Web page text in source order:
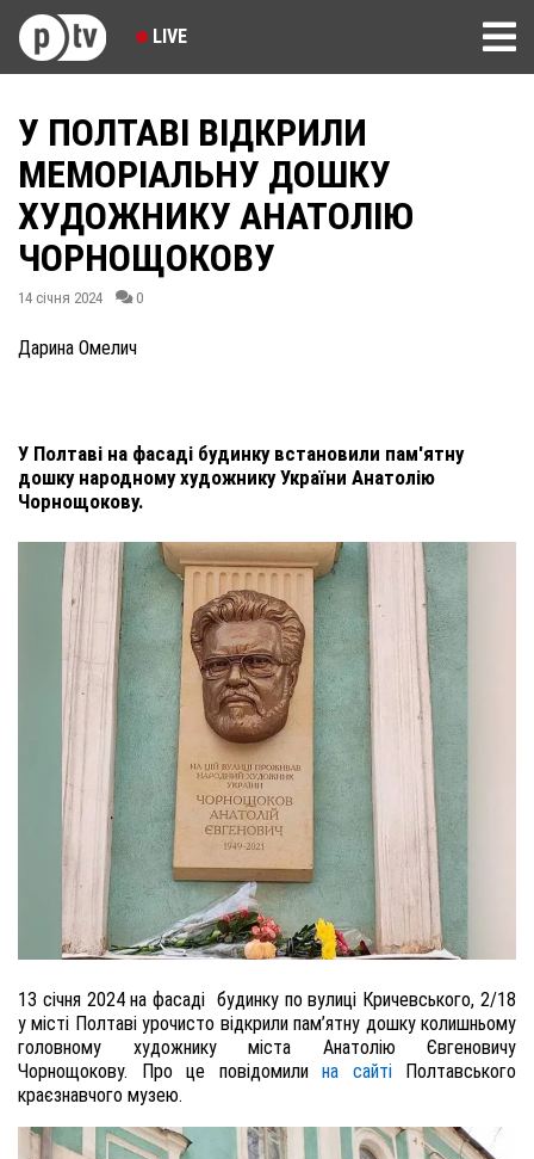
LIVE
У ПОЛТАВІ ВІДКРИЛИ
МЕМОРІАЛЬНУ ДОШКУ
ХУДОЖНИКУ АНАТОЛІЮ
ЧОРНОЩОКОВУ
14 січня 2024 0
Дарина Омелич
У Полтаві на фасаді будинку встановили пам'ятну
дошку народному художнику України Анатолію
Чорнощокову.
13 січня 2024 на фасаді будинку по вулиці Кричевського, 2/18
у місті Полтаві урочисто відкрили пам’ятну дошку колишньому
головному художнику міста Анатолію Євгеновичу
Чорнощокову. Про це повідомили на сайті Полтавського
краєзнавчого музею.